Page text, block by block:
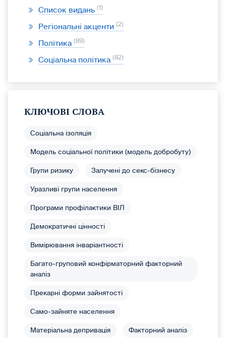
Список видань 1
Регіональні акценти 2
Політика 89
Соціальна політика 82
КЛЮЧОВІ СЛОВА
Соціальна ізоляція
Модель соціальної політики (модель добробуту)
Групи ризику Залучені до секс-бізнесу
Уразливі групи населення
Програми профілактики ВІЛ
Демократичні цінності
Вимірювання інваріантності
Багато-груповий конфірматорний факторний
аналіз
Прекарні форми зайнятості
Само-зайняте населення
Матеріальна депривація Факторний аналіз